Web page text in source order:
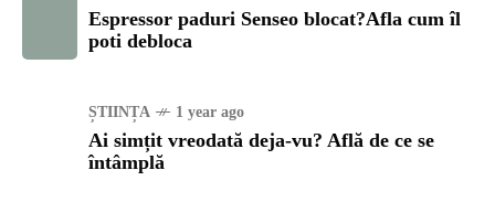
Espressor paduri Senseo blocat?Afla cum îl
poti debloca
ȘTIINȚA 1 year ago
Ai simțit vreodată deja-vu? Află de ce se
întâmplă